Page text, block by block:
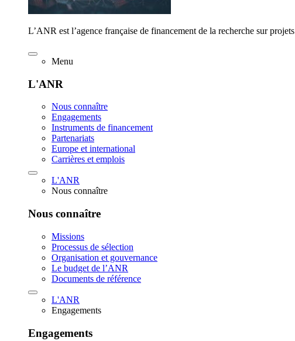
L’ANR est l’agence française de financement de la recherche sur projets
Menu
L'ANR
Nous connaître
Engagements
Instruments de financement
Partenariats
Europe et international
Carrières et emplois
L'ANR
Nous connaître
Nous connaître
Missions
Processus de sélection
Organisation et gouvernance
Le budget de l’ANR
Documents de référence
L'ANR
Engagements
Engagements